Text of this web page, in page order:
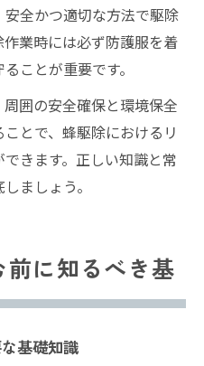
全かつ適切な方法で駆除
業時には必ず防護服を着
ことが重要です。
囲の安全確保と環境保全
とで、蜂駆除におけるリ
きます。正しい知識と常
ましょう。
に知るべき基
基礎知識